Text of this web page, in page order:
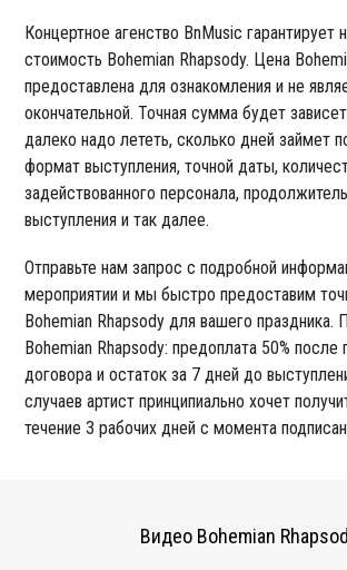
Концертное агенство BnMusic гарантирует
стоимость Bohemian Rhapsody. Цена
предоставлена для ознакомления и не
окончательной. Точная сумма будет
далеко надо лететь, сколько дней займет
формат выступления, точной даты,
задействованного персонала,
выступления и так далее.
Отправьте нам запрос с подробной
мероприятии и мы быстро предоставим
Bohemian Rhapsody для вашего праздника.
Bohemian Rhapsody: предоплата 50% после
договора и остаток за 7 дней до
случаев артист принципиально хочет
течение 3 рабочих дней с момента
Видео Bohemian